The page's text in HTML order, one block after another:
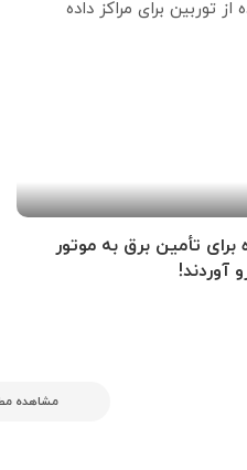
برای تأمین برق به موتور
آوردند!
مشاهده